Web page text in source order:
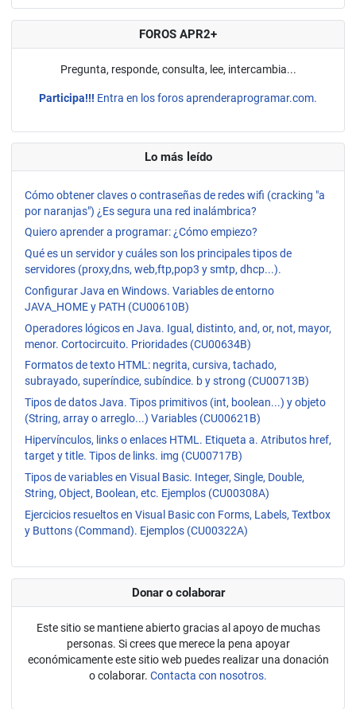
FOROS APR2+
Pregunta, responde, consulta, lee, intercambia...
Participa!!! Entra en los foros aprenderaprogramar.com.
Lo más leído
Cómo obtener claves o contraseñas de redes wifi (cracking "a
por naranjas") ¿Es segura una red inalámbrica?
Quiero aprender a programar: ¿Cómo empiezo?
Qué es un servidor y cuáles son los principales tipos de
servidores (proxy,dns, web,ftp,pop3 y smtp, dhcp...).
Configurar Java en Windows. Variables de entorno
JAVA_HOME y PATH (CU00610B)
Operadores lógicos en Java. Igual, distinto, and, or, not, mayor,
menor. Cortocircuito. Prioridades (CU00634B)
Formatos de texto HTML: negrita, cursiva, tachado,
subrayado, superíndice, subíndice. b y strong (CU00713B)
Tipos de datos Java. Tipos primitivos (int, boolean...) y objeto
(String, array o arreglo...) Variables (CU00621B)
Hipervínculos, links o enlaces HTML. Etiqueta a. Atributos href,
target y title. Tipos de links. img (CU00717B)
Tipos de variables en Visual Basic. Integer, Single, Double,
String, Object, Boolean, etc. Ejemplos (CU00308A)
Ejercicios resueltos en Visual Basic con Forms, Labels, Textbox
y Buttons (Command). Ejemplos (CU00322A)
Donar o colaborar
Este sitio se mantiene abierto gracias al apoyo de muchas
personas. Si crees que merece la pena apoyar
económicamente este sitio web puedes realizar una donación
o colaborar. Contacta con nosotros.